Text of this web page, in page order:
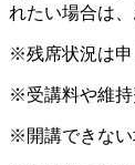
れたい場合は
※残席状況は申
※受講料や維持
※開講できない